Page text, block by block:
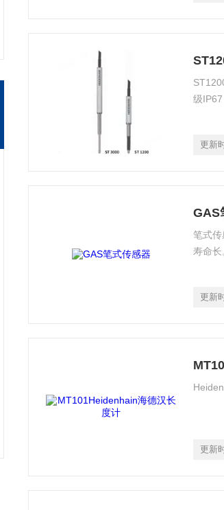
级
更新
GAS
笔式
寿命长
更新
更新